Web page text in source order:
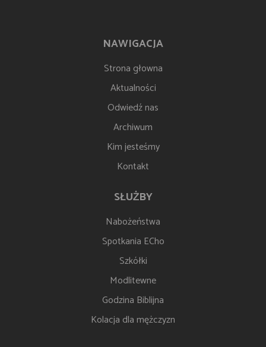
NAWIGACJA
Strona głowna
Aktualności
Odwiedź nas
Archiwum
Kim jesteśmy
Kontakt
SŁUŻBY
Nabożeństwa
Spotkania ECho
Szkółki
Modlitewne
Godzina Biblijna
Kolacja dla mężczyzn